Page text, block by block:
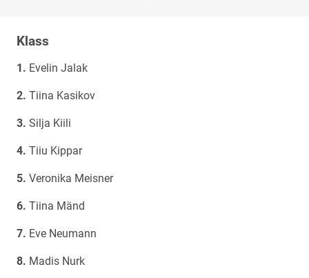
Klassi
Klass
Evelin Jalak
Tiina Kasikov
Silja Kiili
Tiiu Kippar
Veronika Meisner
Tiina Mänd
Eve Neumann
Madis Nurk